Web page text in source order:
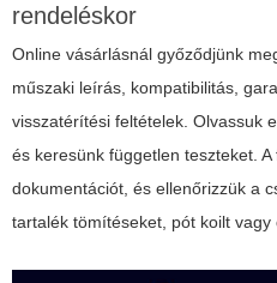
rendeléskor
Online vásárlásnál győződjünk
műszaki leírás, kompatibilitás,
visszatérítési feltételek. Olvassuk
és keresünk független teszteket.
dokumentációt, és ellenőrizzük a
tartalék tömítéseket, pót koilt vagy